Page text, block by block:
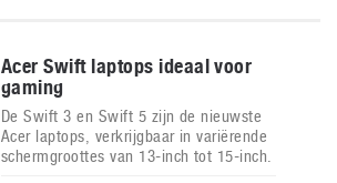
Acer Swift laptops ideaal voor
gaming
De Swift 3 en Swift 5 zijn de nieuwste
Acer laptops, verkrijgbaar in variërende
schermgroottes van 13-inch tot 15-inch.